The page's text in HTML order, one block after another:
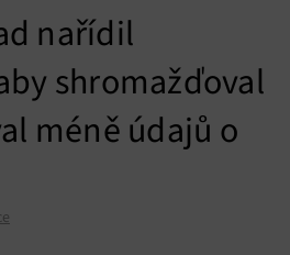
nařídil
shromažďoval
méně údajů o